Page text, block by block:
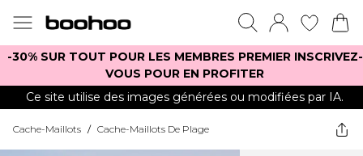
-30% SUR TOUT POUR LES MEMBRES PREMIER INSCRIVEZ-
VOUS POUR EN PROFITER
Ce site utilise des images générées ou modifiées par IA.
Cache-Maillots / Cache-Maillots De Plage